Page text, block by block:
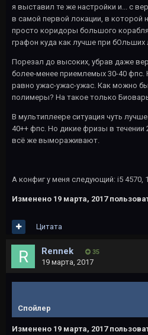
я выставил те же настройки и... с
в самой первой локации, в которой
просто коридоры большого
графон куда как лучше при бОльших
Порезал до высоких, убрав даже
более-менее приемлемых 30-40 фпс.
равно ужас-ужас-ужас. Как можно
полимеры? На такое только
В мультиплеере ситуация чуть
40++ фпс. Но дикие фризы в течении
всё же вымораживают.
А конфиг у меня следующий: i5 4570,
Изменено 19 марта, 2017
Цитата
Rennek 35
19 марта, 2017
Спойлер
Изменено 19 марта, 2017